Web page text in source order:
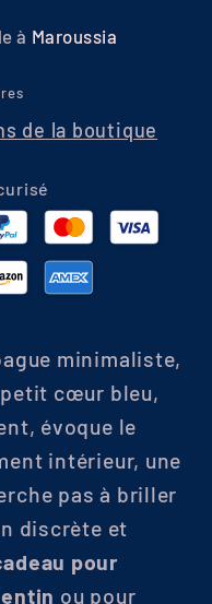
à Maroussia
de la boutique
minimaliste,
cœur bleu,
évoque le
intérieur, une
pas à briller
discrète et
pour
ou pour